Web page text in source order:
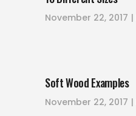
November 22, 2017
Soft Wood Examples
November 22, 2017